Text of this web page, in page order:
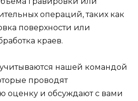
операций, таких как
поверхности или
краев.
нашей командой
проводят
оценку и обсуждают с вами